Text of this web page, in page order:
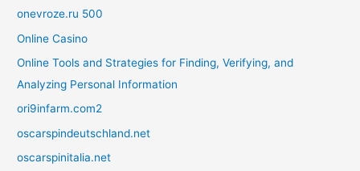
onevroze.ru 500
Online Casino
Online Tools and Strategies for Finding, Verifying, and
Analyzing Personal Information
ori9infarm.com2
oscarspindeutschland.net
oscarspinitalia.net